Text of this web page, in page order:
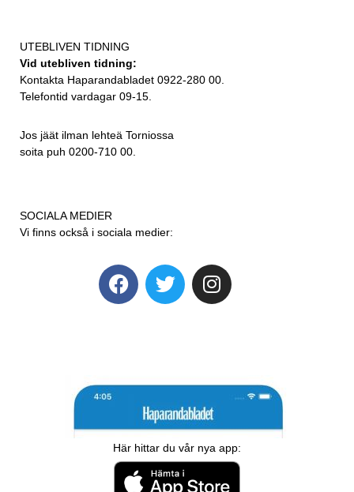
UTEBLIVEN TIDNING
Vid utebliven tidning:
Kontakta Haparandabladet 0922-280 00.
Telefontid vardagar 09-15.
Jos jäät ilman lehteä Torniossa
soita puh 0200-710 00.
SOCIALA MEDIER
Vi finns också i sociala medier:
Här hittar du vår nya app: